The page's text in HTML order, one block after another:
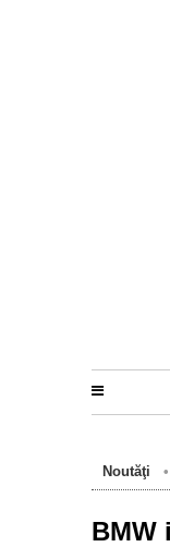
Noutăţi
cu emisii
BMW